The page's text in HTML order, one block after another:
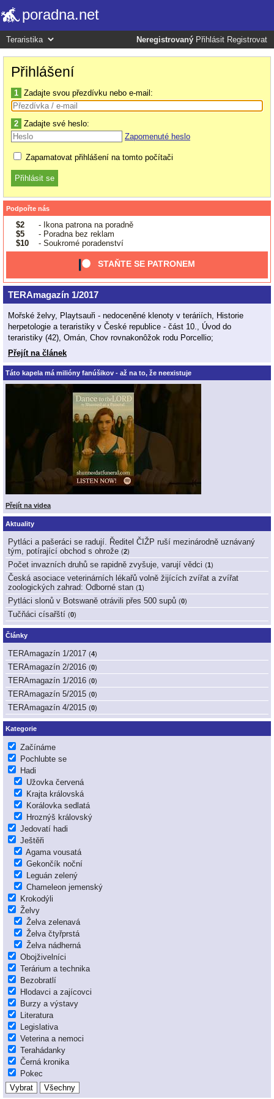
poradna.net
Neregistrovaný Přihlásit Registrovat
Přihlášení
1 Zadajte svou přezdívku nebo e-mail:
2 Zadajte své heslo:
Zapomenuté heslo
Zapamatovat přihlášení na tomto počítači
Podpořte nás
$2
- Ikona patrona na poradně
$5
- Poradna bez reklam
$10
- Soukromé poradenství
STAŇTE SE PATRONEM
TERAmagazín 1/2017
Mořské želvy, Playtsauři - nedoceněné klenoty v teráriích, Historie
herpetologie a teraristiky v České republice - část 10., Úvod do
teraristiky (42), Omán, Chov rovnakonôžok rodu Porcellio;
Přejít na článek
Táto kapela má milióny fanúšikov - až na to, že neexistuje
Přejít na videa
Aktuality
Pytláci a pašeráci se radují. Ředitel ČIŽP ruší mezinárodně uznávaný
tým, potírající obchod s ohrože (2)
Počet invazních druhů se rapidně zvyšuje, varují vědci (1)
Česká asociace veterinárních lékařů volně žijících zvířat a zvířat
zoologických zahrad: Odborné stan (1)
Pytláci slonů v Botswaně otrávili přes 500 supů (0)
Tučňáci císařští (0)
Články
TERAmagazín 1/2017 (4)
TERAmagazín 2/2016 (0)
TERAmagazín 1/2016 (0)
TERAmagazín 5/2015 (0)
TERAmagazín 4/2015 (0)
Kategorie
Začínáme
Pochlubte se
Hadi
Užovka červená
Krajta královská
Korálovka sedlatá
Hroznýš královský
Jedovatí hadi
Ještěři
Agama vousatá
Gekončík noční
Leguán zelený
Chameleon jemenský
Krokodýli
Želvy
Želva zelenavá
Želva čtyřprstá
Želva nádherná
Obojživelníci
Terárium a technika
Bezobratlí
Hlodavci a zajícovci
Burzy a výstavy
Literatura
Legislativa
Veterina a nemoci
Terahádanky
Černá kronika
Pokec